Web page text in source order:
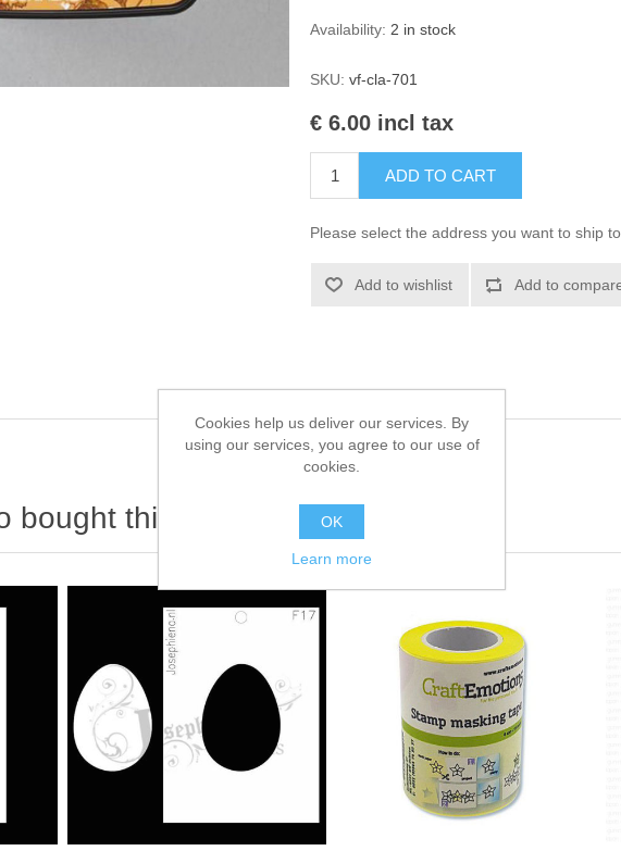
Availability: 2 in stock
SKU: vf-cla-701
€ 6.00 incl tax
ADD TO CART
Please select the address you want to ship to
Add to wishlist Add to
bought this item also bought
Cookies help us deliver our services. By
using our services, you agree to our use of
cookies.
OK
Learn more